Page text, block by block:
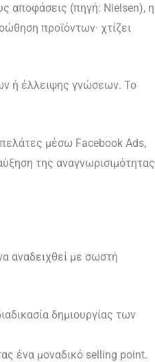
αποφάσεις (πηγή: Nielsen), η
προϊόντων· χτίζει
ή έλλειψης γνώσεων. Το
μέσω Facebook Ads,
της αναγνωρισιμότητας
αναδειχθεί με σωστή
δημιουργίας των
ένα μοναδικό selling point.